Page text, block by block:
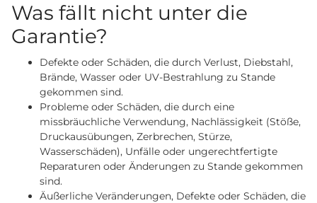
Was fällt nicht unter die
Garantie?
Defekte oder Schäden, die durch Verlust, Diebstahl,
Brände, Wasser oder UV-Bestrahlung zu Stande
gekommen sind.
Probleme oder Schäden, die durch eine
missbräuchliche Verwendung, Nachlässigkeit (Stöße,
Druckausübungen, Zerbrechen, Stürze,
Wasserschäden), Unfälle oder ungerechtfertigte
Reparaturen oder Änderungen zu Stande gekommen
sind.
Äußerliche Veränderungen, Defekte oder Schäden, die